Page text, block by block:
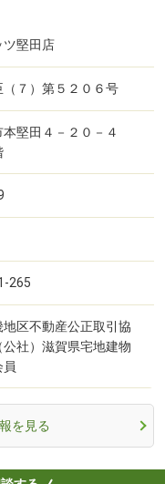
ツ堅田店
（７）第５２０６号
本堅田４－２０－４
265
地区不動産公正取引協
社）滋賀県宅地建物
を見る